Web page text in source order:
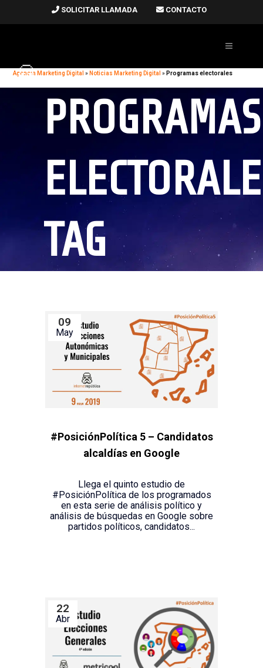
SOLICITAR LLAMADA CONTACTO
Agencia Marketing Digital » Noticias Marketing Digital » Programas electorales
PROGRAMAS
TAG
09
May
#PosiciónPolítica 5 – Candidatos
alcaldías en Google
Llega el quinto estudio de
#PosiciónPolítica de los programados
en esta serie de análisis político y
análisis de búsquedas en Google sobre
partidos políticos, candidatos...
22
Abr